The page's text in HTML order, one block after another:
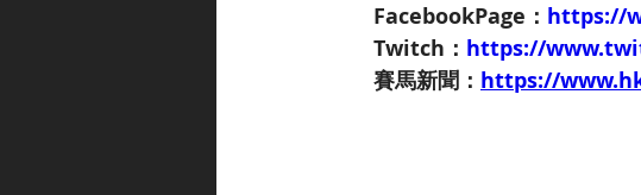
FacebookPage： https://
Twitch： https://
賽馬新聞： https://